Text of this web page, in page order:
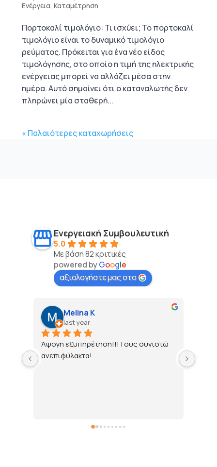
Ενέργεια, Καταμέτρηση
Πορτοκαλί τιμολόγιο: Τι ισχύει; Το πορτοκαλί
τιμολόγιο είναι το δυναμικό τιμολόγιο
ρεύματος. Πρόκειται για ένα νέο είδος
τιμολόγησης, στο οποίο η τιμή της ηλεκτρικής
ενέργειας μπορεί να αλλάζει μέσα στην
ημέρα. Αυτό σημαίνει ότι ο καταναλωτής δεν
πληρώνει μία σταθερή...
« Παλαιότερες καταχωρήσεις
Ενεργειακή Συμβουλευτική
5.0
Με βάση 82 κριτικές
powered byGoogle
αξιολογήστε μας στο
Melina K
last year
Άψογη εξυπηρέτηση!!!Τους συνιστώ
ανεπιφύλακτα!